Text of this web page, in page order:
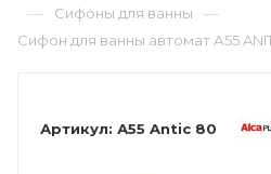
— Сифоны для ванны —
Сифон для ванны автомат А55
Артикул: А55 Antic 80